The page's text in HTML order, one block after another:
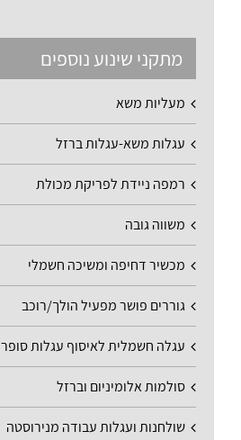
מתקני שינוע נוספים
מעליות משא
עגלות משא-עגלות ברזל
רמפה ניידת לפריקת מכולת
משווה גובה
מכשיר דחיפה ומשיכה חשמלי
גוררים פושר מפעיל הולך/רוכב
עגלה חשמלית לאיסוף עגלות סופר
סולמות אלומיניום וברזל
שולחנות ועגלות עבודה מנירוסטה